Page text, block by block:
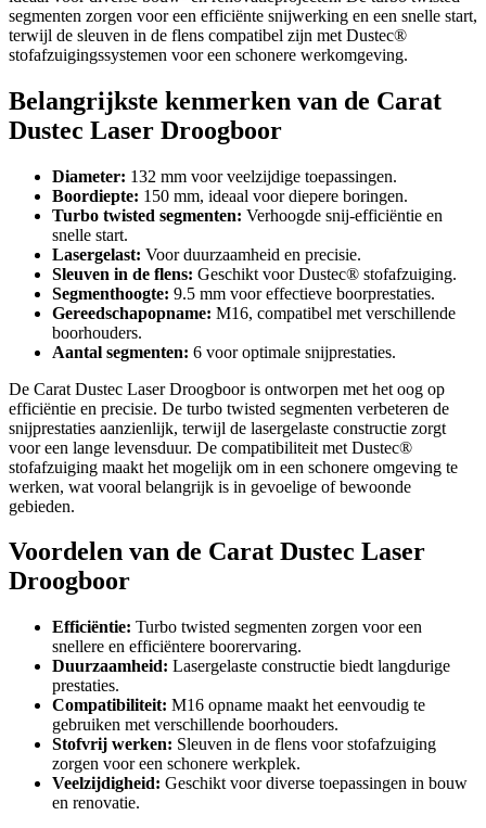
segmenten zorgen voor een efficiënte snijwerking en een snelle start,
terwijl de sleuven in de flens compatibel zijn met Dustec®
stofafzuigingssystemen voor een schonere werkomgeving.
Belangrijkste kenmerken van de Carat
Dustec Laser Droogboor
Diameter: 132 mm voor veelzijdige toepassingen.
Boordiepte: 150 mm, ideaal voor diepere boringen.
Turbo twisted segmenten: Verhoogde snij-efficiëntie en
snelle start.
Lasergelast: Voor duurzaamheid en precisie.
Sleuven in de flens: Geschikt voor Dustec® stofafzuiging.
Segmenthoogte: 9.5 mm voor effectieve boorprestaties.
Gereedschapopname: M16, compatibel met verschillende
boorhouders.
Aantal segmenten: 6 voor optimale snijprestaties.
De Carat Dustec Laser Droogboor is ontworpen met het oog op
efficiëntie en precisie. De turbo twisted segmenten verbeteren de
snijprestaties aanzienlijk, terwijl de lasergelaste constructie zorgt
voor een lange levensduur. De compatibiliteit met Dustec®
stofafzuiging maakt het mogelijk om in een schonere omgeving te
werken, wat vooral belangrijk is in gevoelige of bewoonde
gebieden.
Voordelen van de Carat Dustec Laser
Droogboor
Efficiëntie: Turbo twisted segmenten zorgen voor een
snellere en efficiëntere boorervaring.
Duurzaamheid: Lasergelaste constructie biedt langdurige
prestaties.
Compatibiliteit: M16 opname maakt het eenvoudig te
gebruiken met verschillende boorhouders.
Stofvrij werken: Sleuven in de flens voor stofafzuiging
zorgen voor een schonere werkplek.
Veelzijdigheid: Geschikt voor diverse toepassingen in bouw
en renovatie.